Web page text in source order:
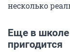
несколько
Еще в школе
пригодится